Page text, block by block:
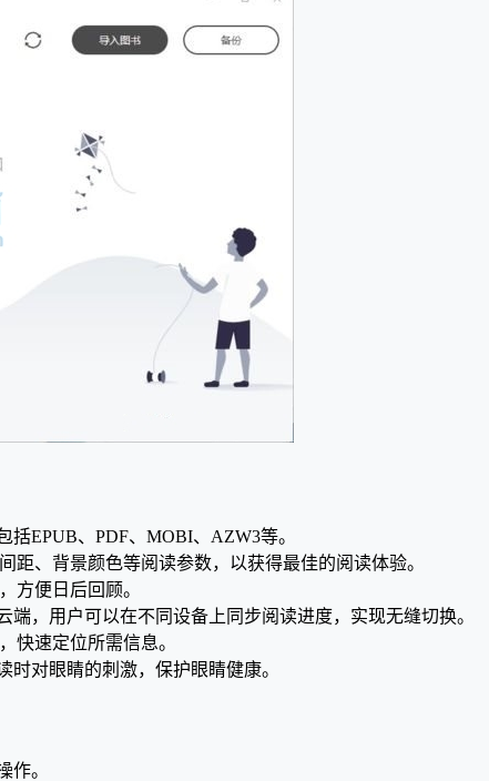
括EPUB、PDF、MOBI、AZW3等。
距、背景颜色等阅读参数，以获得最佳的阅读体验。
方便日后回顾。
端，用户可以在不同设备上同步阅读进度，实现无缝切换。
快速定位所需信息。
时对眼睛的刺激，保护眼睛健康。
作。